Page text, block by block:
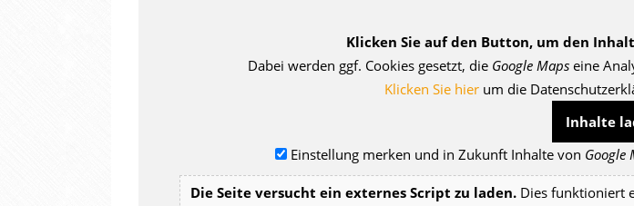
Klicken Sie auf den Button, um den
Dabei werden ggf. Cookies gesetzt, die Google Maps eine
Klicken Sie hier um die
Inhalte
Einstellung merken und in Zukunft Inhalte von Google
Die Seite versucht ein externes Script zu laden. Dies funktioniert